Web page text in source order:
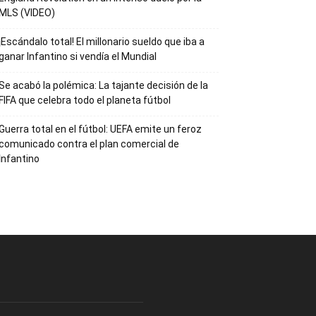
MLS (VIDEO)
total! El millonario sueldo que iba a
Infantino si vendía el Mundial
acabó la polémica: La tajante decisión de la
FIFA que celebra todo el planeta fútbol
total en el fútbol: UEFA emite un feroz
contra el plan comercial de
Infantino